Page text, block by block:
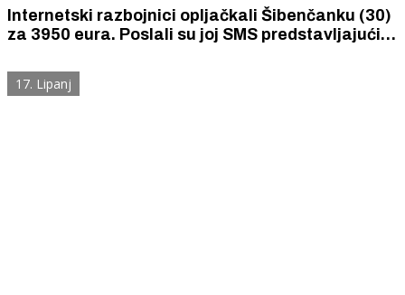
Internetski razbojnici opljačkali Šibenčanku (30)
za 3950 eura. Poslali su joj SMS predstavljajući
aplikaciju.
17. Lipanj